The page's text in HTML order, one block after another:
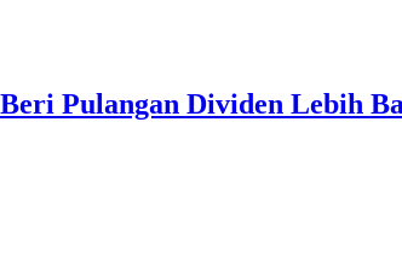
Pulangan Dividen Lebih